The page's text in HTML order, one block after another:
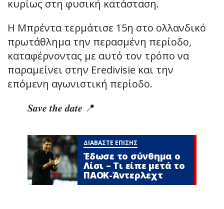
κυρίως στη φυσική κατάσταση.
Η Μπρέντα τερμάτισε 15η στο ολλανδικό
πρωτάθλημα την περασμένη περίοδο,
καταφέρνοντας με αυτό τον τρόπο να
παραμείνει στην Eredivisie και την
επόμενη αγωνιστική περίοδο.
𝑺𝒂𝒗𝒆 𝒕𝒉𝒆 𝒅𝒂𝒕𝒆 📍
ΔΙΑΒΑΣΤΕ ΕΠΙΣΗΣ
Έδωσε το σύνθημα ο
Λίσι – Τι είπε μετά το
ΠΑΟΚ-Άντερλεχτ